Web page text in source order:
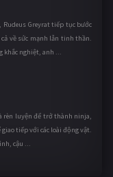
Greyrat tiếp tục bước
về sức mạnh lẫn tinh thần.
khắc nghiệt, anh ...
rèn luyện để trở thành ninja,
tiếp với các loài động vật.
cậu ...